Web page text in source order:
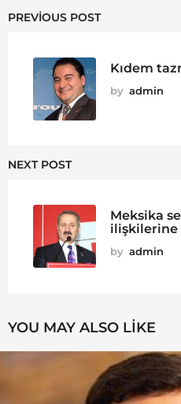
PREVIOUS POST
Kıdem
by admin
NEXT POST
Meksika
ilişkilerine
by admin
YOU MAY ALSO LIKE